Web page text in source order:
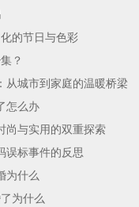
的节日与色彩
？
从城市到家庭的温暖桥梁
怎么办
尚与实用的双重探索
误标事件的反思
为什么
为什么